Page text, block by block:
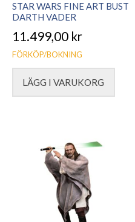
STAR WARS FINE ART BUST
DARTH VADER
11.499,00 kr
FÖRKÖP/BOKNING
LÄGG I VARUKORG